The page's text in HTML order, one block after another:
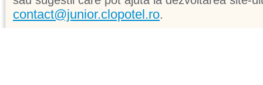
contact@junior.clopotel.ro.